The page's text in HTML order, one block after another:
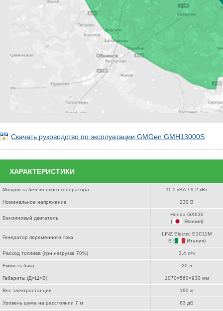
Скачать руководство по эксплуатации GMGen GMH13000S
ХАРАКТЕРИСТИКИ
Мощность бензинового генератора 11.5 кВА / 9.2 кВт
Номинальное напряжение 230 В
Бензиновый двигатель
Honda GX630
(
Япония)
Генератор переменного тока
LINZ Electric E1C11M
B (
Италия)
Расход топлива (при нагрузке 70%) 3.4 л/ч
Ёмкость бака 20 л
Габариты (Д×Ш×В) 1070×560×930 мм
Вес электростанции 190 кг
Уровень шума на расстоянии 7 м 63 дБ